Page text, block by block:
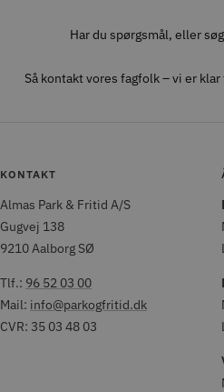
Har du spørgsmål, eller
Så kontakt vores fagfolk – vi er
KONTAKT
Almas Park & Fritid A/S
Gugvej 138
9210 Aalborg SØ
Tlf.: 96 52 03 00
Mail: info@parkogfritid.dk
CVR: 35 03 48 03